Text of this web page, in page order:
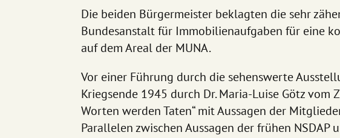
Die beiden Bürgermeister beklagten die sehr
Bundesanstalt für Immobilienaufgaben für eine
auf dem Areal der MUNA.
Vor einer Führung durch die sehenswerte
Kriegsende 1945 durch Dr. Maria-Luise Götz
Worten werden Taten“ mit Aussagen der
Parallelen zwischen Aussagen der frühen NSDAP